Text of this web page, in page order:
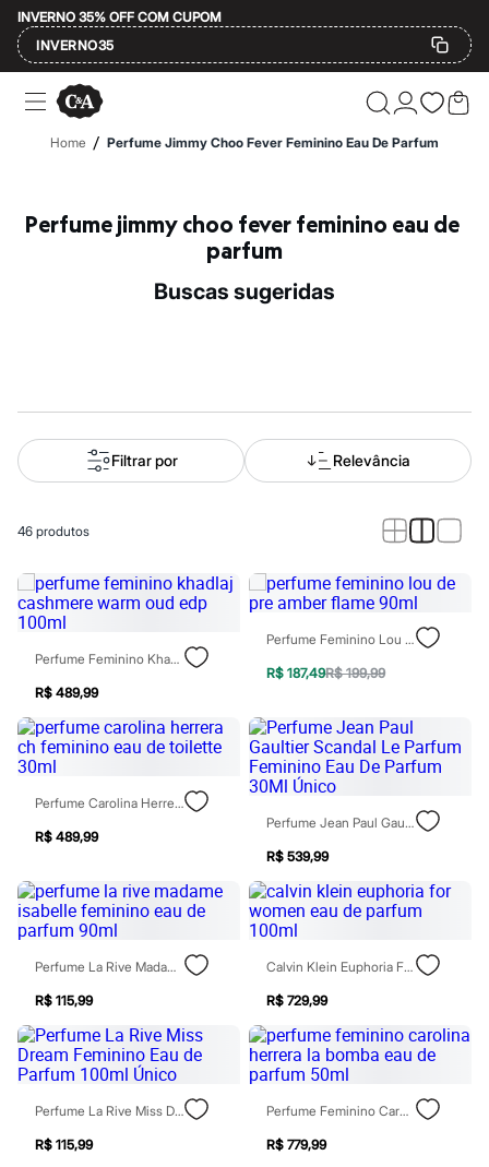
INVERNO 35% OFF COM CUPOM
INVERNO35
Ofertas
Compre por Departamento
Feminino
Masculino
Mindse7
Plus Size
Novidades
Roupas
Blusas e Camisetas
Básicos
Jeans
Saias
Shorts e Bermudas
Vestidos
Acessórios
Bolsas
Bonés e Chapéus
Bijoux
Óculos
Relógios
Calçados
Chinelos
Rasteirinhas
Sandálias
Tênis
Marcas
City
Clock House
Mindset
Yessica
Moda esportiva
Acessórios
Blusas
Calçados
Leggings
Shorts e Bermudas
Tops
Home / Perfume Jimmy Choo Fever Feminino Eau De Parfum
Perfume jimmy choo fever feminino eau de
parfum
buscas sugeridas
Filtrar por Relevância
46 produtos
Perfume Feminino Khadlaj Cashmere Warm Oud Edp 100ml
R$ 489,99
Perfume Feminino Lou De Pre Amber Flame 90ml
R$ 187,49R$ 199,99
Perfume Carolina Herrera Ch Feminino Eau De Toilette 30ml
R$ 489,99
Perfume Jean Paul Gaultier Scandal Le Parfum Feminino Eau De Parfum 30Ml Único
R$ 539,99
Perfume La Rive Madame Isabelle Feminino Eau De Parfum 90ml
R$ 115,99
Calvin Klein Euphoria For Women Eau De Parfum 100ml
R$ 729,99
Perfume La Rive Miss Dream Feminino Eau De Parfum 100ml Único
R$ 115,99
Perfume Feminino Carolina Herrera La Bomba Eau De Parfum 50ml
R$ 779,99